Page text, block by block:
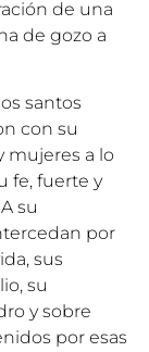
de una
de gozo a
santos
con su
mujeres a lo
fe, fuerte y
su
por
sus
su
y sobre
por esas